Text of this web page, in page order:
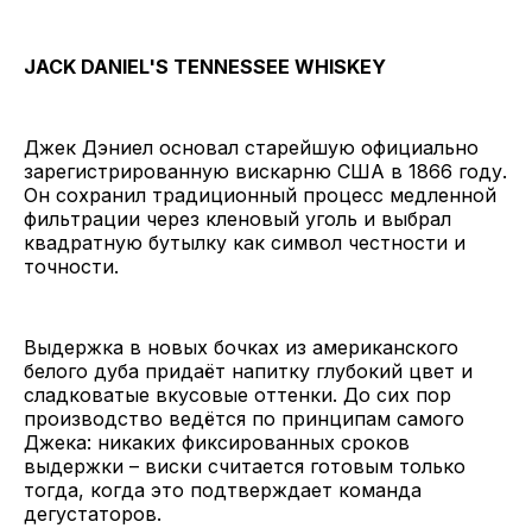
JACK DANIEL'S TENNESSEE WHISKEY
Джек Дэниел основал старейшую официально
зарегистрированную вискарню США в 1866 году.
Он сохранил традиционный процесс медленной
фильтрации через кленовый уголь и выбрал
квадратную бутылку как символ честности и
точности.
Выдержка в новых бочках из американского
белого дуба придаёт напитку глубокий цвет и
сладковатые вкусовые оттенки. До сих пор
производство ведётся по принципам самого
Джека: никаких фиксированных сроков
выдержки – виски считается готовым только
тогда, когда это подтверждает команда
дегустаторов.